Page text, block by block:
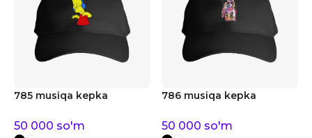
785 musiqa kepka
50 000 so'm
786 musiqa kepka
50 000 so'm